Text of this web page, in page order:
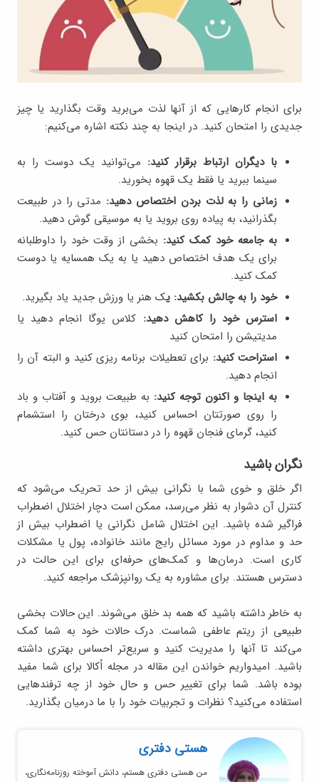
برای انجام کارهایی که از آنها لذت می‌برید وقت بگذارید یا چیز
جدیدی را امتحان کنید. در اینجا به چند نکته اشاره می‌کنیم:
با دیگران ارتباط برقرار کنید: می‌توانید یک دوست را به
سینما ببرید یا فقط یک قهوه بخورید.
زمانی را به لذت بردن اختصاص دهید: مدتی را در طبیعت
بگذرانید، به پیاده روی بروید یا به موسیقی گوش دهید.
به جامعه خود کمک کنید: بخشی از وقت خود را داوطلبانه
برای یک هدف اختصاص دهید یا به یک همسایه یا دوست
کمک کنید.
خود را به چالش بکشید: یک هنر یا ورزش جدید یاد بگیرید.
استرس خود را کاهش دهید: کلاس یوگا انجام دهید یا
مدیتیشن را امتحان کنید
استراحت کنید: برای تعطیلات برنامه ریزی کنید و البته آن را
انجام دهید.
به اینجا و اکنون توجه کنید: به طبیعت بروید و آفتاب و باد
را روی صورتتان احساس کنید، بوی درختان را استشمام
کنید، گرمای فنجان قهوه را در دستانتان حس کنید.
نگران باشید
اگر خلق و خوی شما با نگرانی بیش از حد تحریک می‌شود که
کنترل آن دشوار به نظر می‌رسد، ممکن است دچار اختلال اضطراب
فراگیر شده باشید. این اختلال شامل نگرانی یا اضطراب بیش از
حد و مداوم در مورد مسائل رایج مانند خانواده، پول یا مشکلات
کاری است. درمان‌ها و کمک‌های حرفه‌ای برای این حالت در
دسترس هستند. برای مشاوره به یک روانپزشک مراجعه کنید.
به خاطر داشته باشید که همه بد خلق می‌شوند. این حالات بخشی
طبیعی از ریتم عاطفی شماست. درک حالات خود به شما کمک
می‌کند تا آنها را مدیریت کنید و سریع‌تر احساس بهتری داشته
باشید. امیدواریم خواندن این مقاله در مجله اُکالا برای شما مفید
بوده باشد. شما برای تغییر حس و حال خود از چه ترفندهایی
استفاده می‌کنید؟ نظرات و تجربیات خود را با ما درمیان بگذارید.
هستی دفتری
من هستی دفتری هستم، دانش آموخته روزنامه‌نگاری،